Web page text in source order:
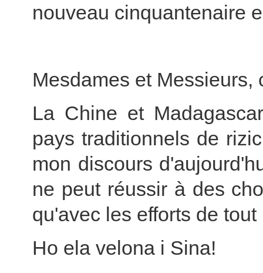
nouveau cinquantenaire
Mesdames et Messieurs,
La Chine et
pays traditionnels de
mon discours
ne peut réussir à des
qu'avec les efforts de
Ho ela velona i Sina!